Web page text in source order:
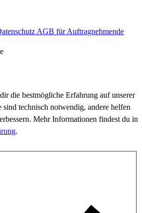
AGB für Auftragnehmende
die bestmögliche Erfahrung auf unserer
sind technisch notwendig, andere helfen
Mehr Informationen findest du in
.